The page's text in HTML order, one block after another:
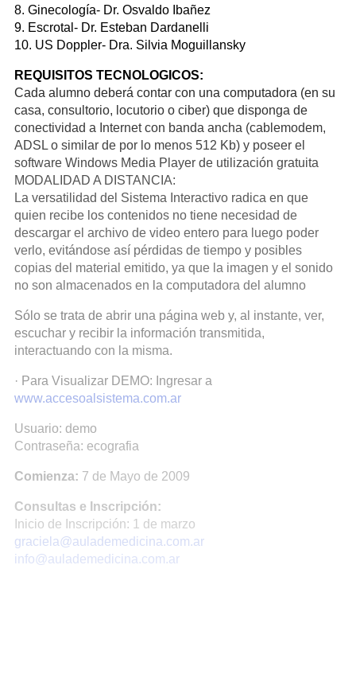
8. Ginecología- Dr. Osvaldo Ibañez
9. Escrotal- Dr. Esteban Dardanelli
10. US Doppler- Dra. Silvia Moguillansky
REQUISITOS TECNOLOGICOS:
Cada alumno deberá contar con una computadora (en su
casa, consultorio, locutorio o ciber) que disponga de
conectividad a Internet con banda ancha (cablemodem,
ADSL o similar de por lo menos 512 Kb) y poseer el
software Windows Media Player de utilización gratuita
MODALIDAD A DISTANCIA:
La versatilidad del Sistema Interactivo radica en que
quien recibe los contenidos no tiene necesidad de
descargar el archivo de video entero para luego poder
verlo, evitándose así pérdidas de tiempo y posibles
copias del material emitido, ya que la imagen y el sonido
no son almacenados en la computadora del alumno
Sólo se trata de abrir una página web y, al instante, ver,
escuchar y recibir la información transmitida,
interactuando con la misma.
· Para Visualizar DEMO: Ingresar a
www.accesoalsistema.com.ar
Usuario: demo
Contraseña: ecografia
Comienza: 7 de Mayo de 2009
Consultas e Inscripción:
Inicio de Inscripción: 1 de marzo
graciela@aulademedicina.com.ar
info@aulademedicina.com.ar